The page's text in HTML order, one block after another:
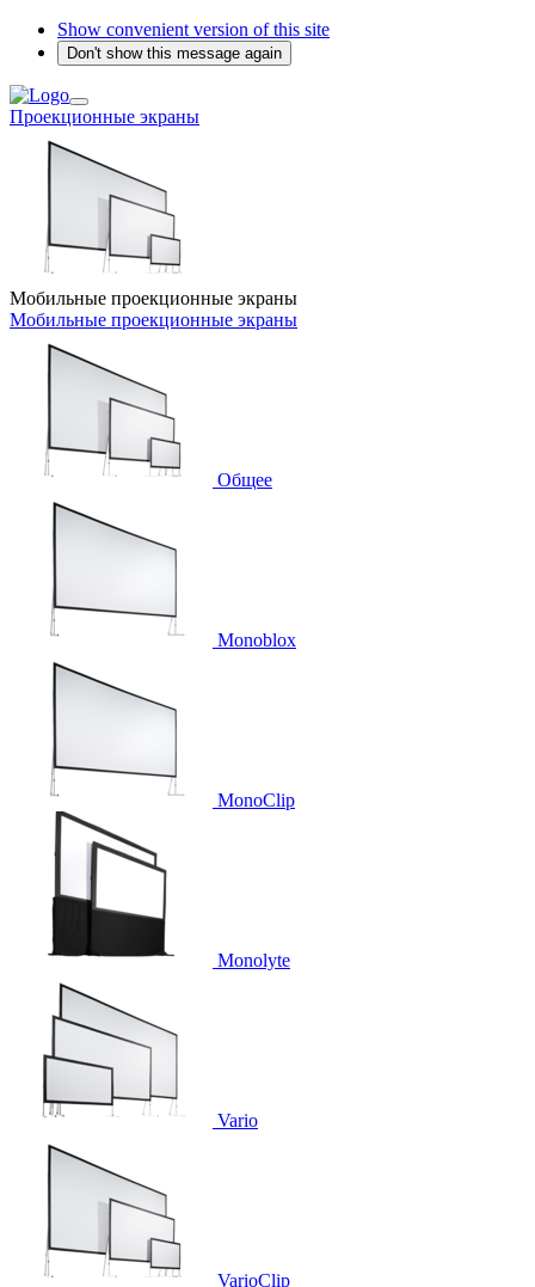
Show convenient version of this site
Don't show this message again
Проекционные экраны
Мобильные проекционные экраны
Мобильные проекционные экраны
Общее
Monoblox
MonoClip
Monolyte
Vario
VarioClip